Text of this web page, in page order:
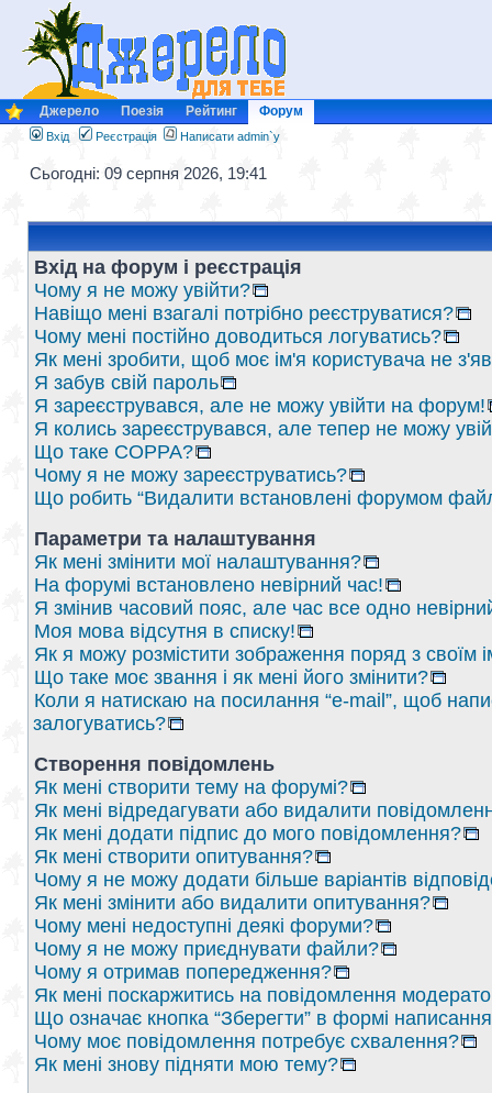
Джерело Поезія Рейтинг Форум
Вхід Реєстрація Написати admin`у
Сьогодні: 09 серпня 2026, 19:41
Вхід на форум і реєстрація
Чому я не можу увійти?
Навіщо мені взагалі потрібно реєструватися?
Чому мені постійно доводиться логуватись?
Як мені зробити, щоб моє ім'я користувача не
Я забув свій пароль
Я зареєструвався, але не можу увійти на форум!
Я колись зареєструвався, але тепер не можу
Що таке COPPA?
Чому я не можу зареєструватись?
Що робить “Видалити встановлені форумом
Параметри та налаштування
Як мені змінити мої налаштування?
На форумі встановлено невірний час!
Я змінив часовий пояс, але час все одно
Моя мова відсутня в списку!
Як я можу розмістити зображення поряд з своїм
Що таке моє звання і як мені його змінити?
Коли я натискаю на посилання “e-mail”, щоб
залогуватись?
Створення повідомлень
Як мені створити тему на форумі?
Як мені відредагувати або видалити
Як мені додати підпис до мого повідомлення?
Як мені створити опитування?
Чому я не можу додати більше варіантів
Як мені змінити або видалити опитування?
Чому мені недоступні деякі форуми?
Чому я не можу приєднувати файли?
Чому я отримав попередження?
Як мені поскаржитись на повідомлення
Що означає кнопка “Зберегти” в формі
Чому моє повідомлення потребує схвалення?
Як мені знову підняти мою тему?